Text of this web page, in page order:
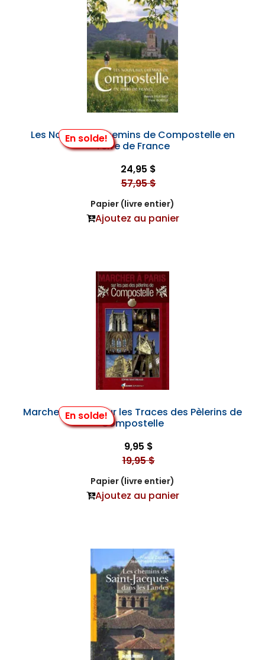
En solde!
Les Nouveaux Chemins de Compostelle en
Terre de France
24,95 $
57,95 $
Papier (livre entier)
Ajoutez au panier
En solde!
Marcher à Paris, sur les Traces des Pèlerins de
Compostelle
9,95 $
19,95 $
Papier (livre entier)
Ajoutez au panier